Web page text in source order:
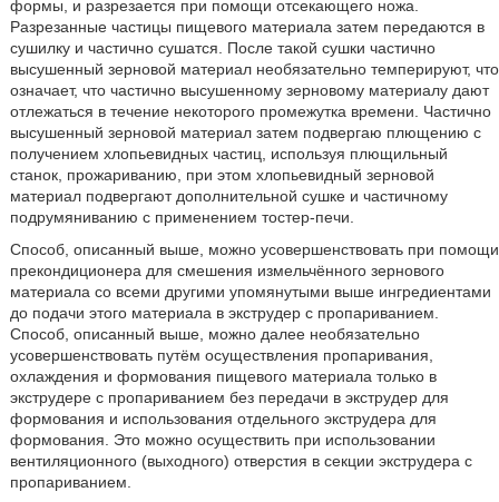
формы, и разрезается при помощи отсекающего ножа.
Разрезанные частицы пищевого материала затем передаются в
сушилку и частично сушатся. После такой сушки частично
высушенный зерновой материал необязательно темперируют, что
означает, что частично высушенному зерновому материалу дают
отлежаться в течение некоторого промежутка времени. Частично
высушенный зерновой материал затем подвергаю плющению с
получением хлопьевидных частиц, используя плющильный
станок, прожариванию, при этом хлопьевидный зерновой
материал подвергают дополнительной сушке и частичному
подрумяниванию с применением тостер-печи.
Способ, описанный выше, можно усовершенствовать при помощи
прекондиционера для смешения измельчённого зернового
материала со всеми другими упомянутыми выше ингредиентами
до подачи этого материала в экструдер с пропариванием.
Способ, описанный выше, можно далее необязательно
усовершенствовать путём осуществления пропаривания,
охлаждения и формования пищевого материала только в
экструдере с пропариванием без передачи в экструдер для
формования и использования отдельного экструдера для
формования. Это можно осуществить при использовании
вентиляционного (выходного) отверстия в секции экструдера с
пропариванием.